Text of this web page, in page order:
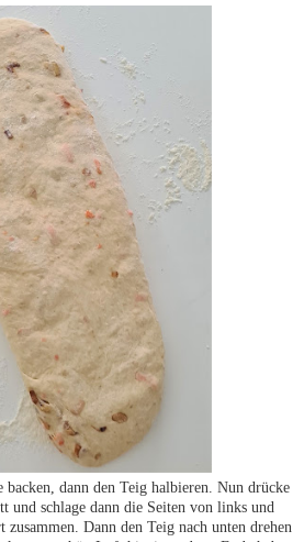
dann den Teig halbieren. Nun drücke
und schlage dann die Seiten von links und
Dann den Teig nach unten drehen